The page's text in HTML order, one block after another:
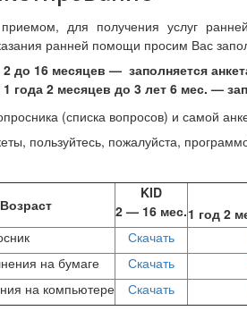
для получения услуг
ранней помощи просим Вас
до 16 месяцев — заполняется
года 2 месяцев до 3 лет 6 мес. —
(списка вопросов) и самой
пользуйтесь, пожалуйста,
KID
2 — 16 мес.1 год 2
Скачать
на бумаге
Скачать
на компьютере
Скачать